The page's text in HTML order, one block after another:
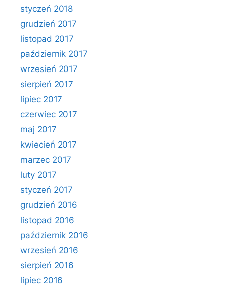
styczeń 2018
grudzień 2017
listopad 2017
październik 2017
wrzesień 2017
sierpień 2017
lipiec 2017
czerwiec 2017
maj 2017
kwiecień 2017
marzec 2017
luty 2017
styczeń 2017
grudzień 2016
listopad 2016
październik 2016
wrzesień 2016
sierpień 2016
lipiec 2016